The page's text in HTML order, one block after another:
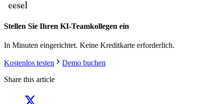
Stellen Sie Ihren KI-Teamkollegen ein
In Minuten eingerichtet. Keine Kreditkarte erforderlich.
Kostenlos testen
Demo buchen
Share this article